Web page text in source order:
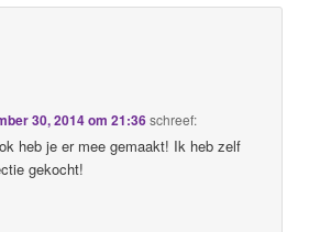
30, 2014 om 21:36schreef:
heb je er mee gemaakt! Ik heb zelf
gekocht!